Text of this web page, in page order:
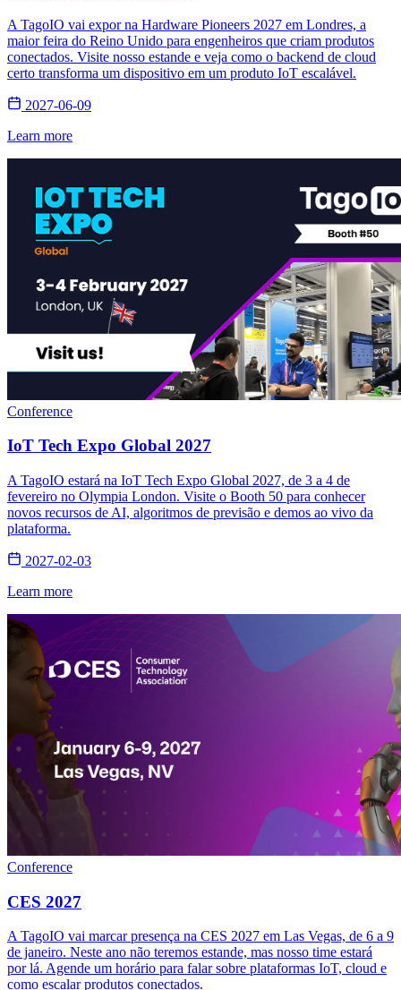
A TagoIO vai expor na Hardware Pioneers 2027 em Londres, a
maior feira do Reino Unido para engenheiros que criam produtos
conectados. Visite nosso estande e veja como o backend de cloud
certo transforma um dispositivo em um produto IoT escalável.
2027-06-09
Learn more
Conference
IoT Tech Expo Global 2027
A TagoIO estará na IoT Tech Expo Global 2027, de 3 a 4 de
fevereiro no Olympia London. Visite o Booth 50 para conhecer
novos recursos de AI, algoritmos de previsão e demos ao vivo da
plataforma.
2027-02-03
Learn more
Conference
CES 2027
A TagoIO vai marcar presença na CES 2027 em Las Vegas, de 6 a 9
de janeiro. Neste ano não teremos estande, mas nosso time estará
por lá. Agende um horário para falar sobre plataformas IoT, cloud e
como escalar produtos conectados.